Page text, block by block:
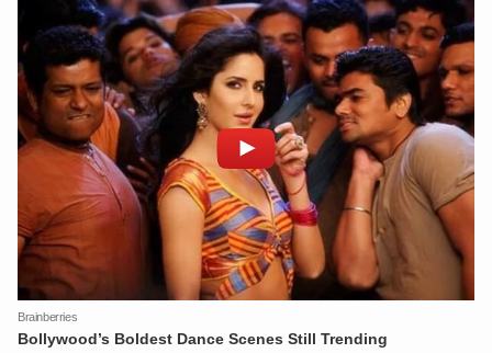
XIN CHÀO,
TÔI LÀ CHATBOT CỦA